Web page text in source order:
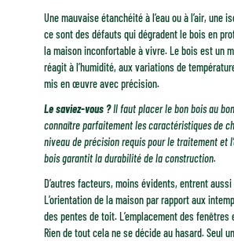
Une mauvaise étanchéité à l’eau ou à l’air, une
ce sont des défauts qui dégradent le bois en
la maison inconfortable à vivre. Le bois est un
réagit à l’humidité, aux variations de
mis en œuvre avec précision.
Le saviez-vous ?Il faut placer le bon bois au
connaître parfaitement les caractéristiques de
niveau de précision requis pour le traitement et
bois garantit la durabilité de la construction.
D’autres facteurs, moins évidents, entrent aussi
L’orientation de la maison par rapport aux
des pentes de toit. L’emplacement des
Rien de tout cela ne se décide au hasard. Seul